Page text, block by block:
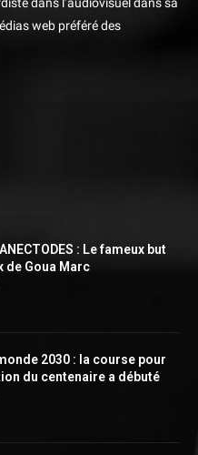
web préféré des
: Le fameux but
de Goua Marc
2030 : la course pour
du centenaire a débuté